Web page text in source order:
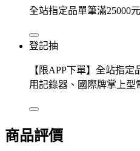
全站指定品單筆滿25000
登記抽
【限APP下單】全站指定
用記錄器、國際牌掌上型
商品評價